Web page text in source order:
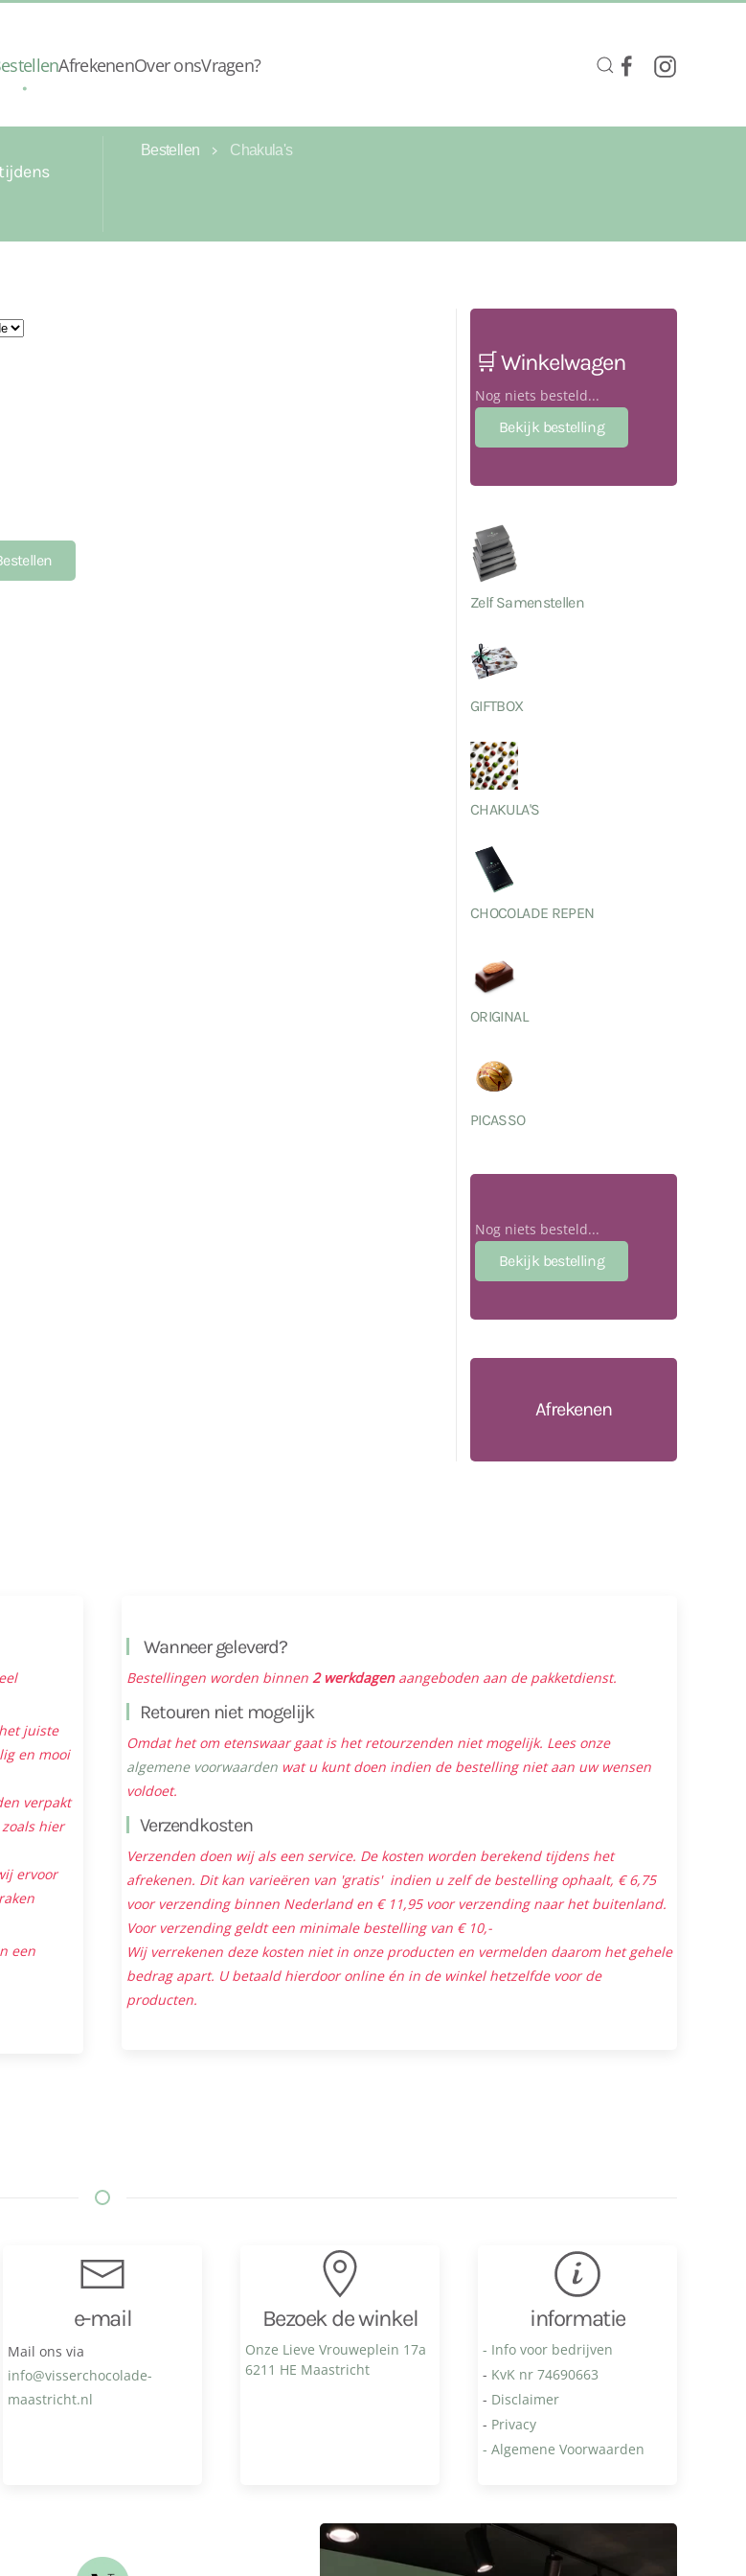
AfrekenenOver onsVragen?
Bestellen Chakula's
🛒 Winkelwagen
Nog niets besteld...
Zelf Samenstellen
GIFTBOX
CHAKULA'S
CHOCOLADE REPEN
ORIGINAL
PICASSO
Nog niets besteld...
Afrekenen
juiste
en mooi
verpakt
hier
ervoor
een
Wanneer geleverd?
Bestellingen worden binnen 2 werkdagenaangeboden aan de pakketdienst.
Retouren niet mogelijk
Omdat het om etenswaar gaat is het retourzenden niet mogelijk. Lees onze
algemene voorwaarden wat u kunt doen indien de bestelling niet aan uw wensen
voldoet.
Verzendkosten
Verzenden doen wij als een service. De kosten worden berekend tijdens het
afrekenen. Dit kan varieëren van 'gratis' indien u zelf de bestelling ophaalt, € 6,75
voor verzending binnen Nederland en € 11,95 voor verzending naar het buitenland.
Voor verzending geldt een minimale bestelling van € 10,-
Wij verrekenen deze kosten niet in onze producten en vermelden daarom het gehele
bedrag apart. U betaald hierdoor online én in de winkel hetzelfde voor de
producten.
e-mail
Mail ons via
info@visser­chocolade­
maastricht.nl
Bezoek de winkel
Onze Lieve Vrouweplein 17a
6211 HE Maastricht
informatie
- Info voor bedrijven
- KvK nr 74690663
- Disclaimer
- Privacy
- Algemene Voorwaarden